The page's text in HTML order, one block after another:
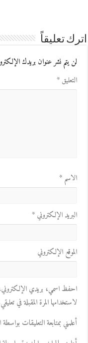
اترك تعليقاً
لن يتم نشر عنوان بريدك
التعليق*
الاسم*
البريد الإلكتروني*
الموقع الإلكتروني
احفظ اسمي، بريدي
لاستخدامها المرة المقبلة في
أعلمني بمتابعة التعليقات